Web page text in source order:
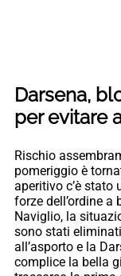
Darsena,
per evitare
Rischio
pomeriggio è
aperitivo c’è stato
forze dell’ordine a
Naviglio, la
sono stati
all’asporto e la
complice la bella